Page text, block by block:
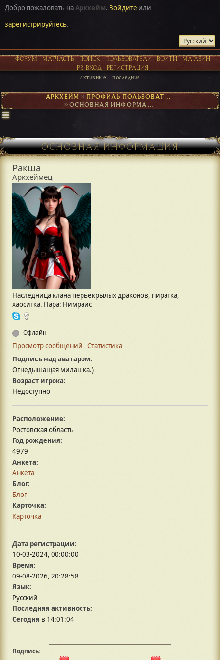
Добро пожаловать наАркхейм. Войдите или
зарегистрируйтесь.
ФОРУМ МАТЧАСТЬ ПОИСК ПОЛЬЗОВАТЕЛИ ВОЙТИ
МАГАЗИН
PR-ВХОД
РЕГИСТРАЦИЯ
активные последние
АРКХЕЙМ► ПРОФИЛЬ ПОЛЬЗОВАТЕЛЯ РАКША
► ОСНОВНАЯ ИНФОРМАЦИЯ
ОСНОВНАЯ ИНФОРМАЦИЯ
Ракша
Аркхеймец
Наследница клана перьекрылых драконов, пиратка,
хаоситка. Пара: Нимрайс
Офлайн
Просмотр сообщений
Статистика
Подпись над аватаром:
Огнедышащая милашка.)
Возраст игрока:
Недоступно
Расположение:
Ростовская область
Год рождения:
4979
Анкета:
Анкета
Блог:
Блог
Карточка:
Карточка
Дата регистрации:
10-03-2024, 00:00:00
Время:
09-08-2026, 20:28:58
Язык:
Русский
Последняя активность:
Сегодня в 14:01:04
Подпись: